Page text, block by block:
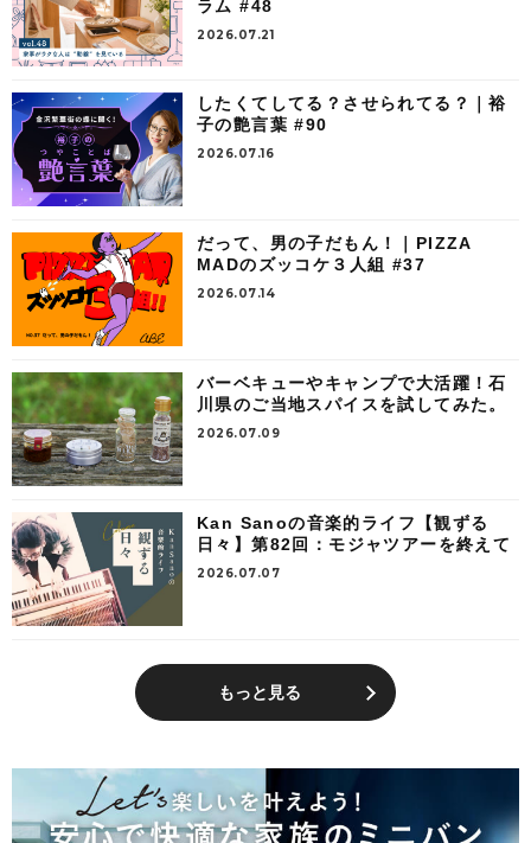
ラム #48
2026.07.21
したくてしてる？させられてる？｜裕
子の艶言葉 #90
2026.07.16
だって、男の子だもん！｜PIZZA
MADのズッコケ３人組 #37
2026.07.14
バーベキューやキャンプで大活躍！石
川県のご当地スパイスを試してみた。
2026.07.09
Kan Sanoの音楽的ライフ【観ずる
日々】第82回：モジャツアーを終えて
2026.07.07
もっと見る